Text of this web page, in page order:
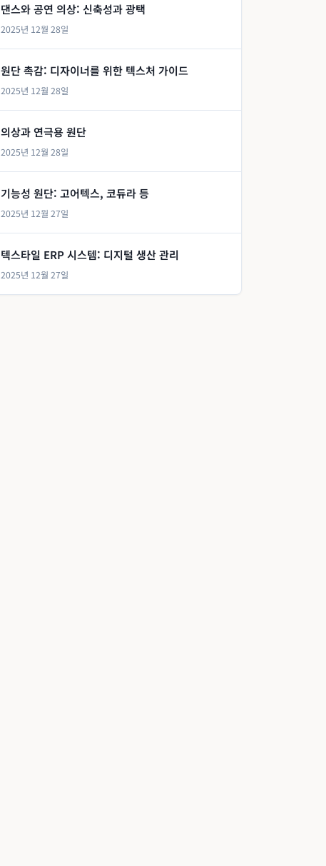
댄스와 공연 의상: 신축성과 광택
2025년 12월 28일
원단 촉감: 디자이너를 위한 텍스처 가이드
2025년 12월 28일
의상과 연극용 원단
2025년 12월 28일
기능성 원단: 고어텍스, 코듀라 등
2025년 12월 27일
텍스타일 ERP 시스템: 디지털 생산 관리
2025년 12월 27일